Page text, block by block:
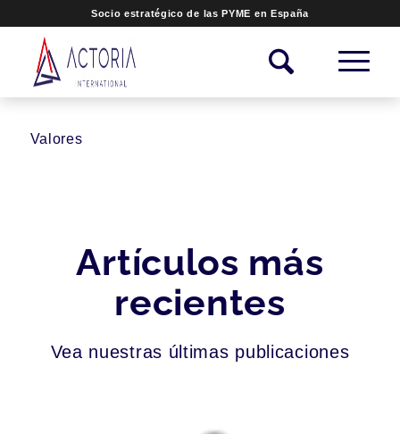
Socio estratégico de las PYME en España
Valores
Artículos más
recientes
Vea nuestras últimas publicaciones